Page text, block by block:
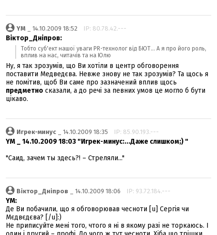
YM _ 14.10.2009 18:52 IP: 80.78.42.---
Віктор_Дніпров:
Тобто суб'ект нашої уваги PR-технолог від БЮТ... А я про його роль,
вплив на нас, читачів та на Юлю
Ну, я так зрозумів, що Ви хотіли в центр обговорення
поставити Медведєва. Невже знову не так зрозумів? Та щось я
не помітив, щоб Ви саме про зазначений вплив щось
предметно сказали, а до речі за певних умов це могло б бути
цікаво.
Игрек-минус _ 14.10.2009 18:35 IP: 85.90.193.---
YM _ 14.10.2009 18:03 "Игрек-минус:...Даже слишком;) "
"Саид, зачем ты здесь?! – Стреляли..."
Віктор_Дніпров _ 14.10.2009 18:06 IP: 93.72.184.---
YM:
Де Ви побачили, що я обговорював чесноти [u] Сергія чи
Мєдвєдєва? [/u]:)
Не приписуйте мені того, чтого я ні в якому разі не торкаюсь. І